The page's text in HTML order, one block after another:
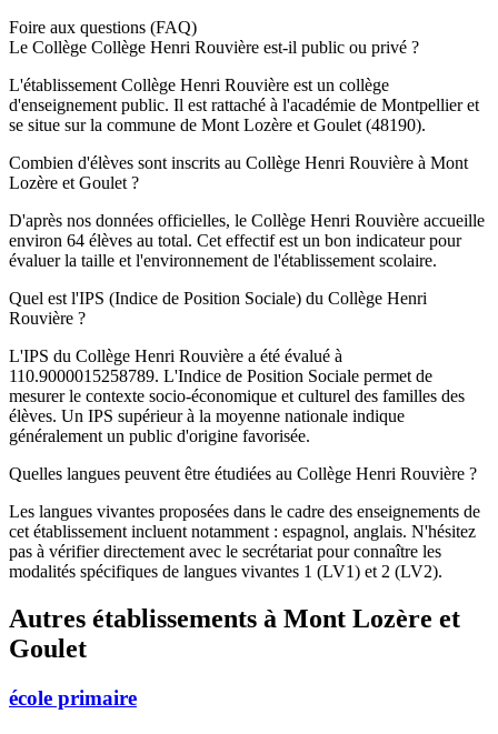
Foire aux questions (FAQ)
Le Collège Collège Henri Rouvière est-il public ou privé ?
L'établissement Collège Henri Rouvière est un collège
d'enseignement public. Il est rattaché à l'académie de Montpellier et
se situe sur la commune de Mont Lozère et Goulet (48190).
Combien d'élèves sont inscrits au Collège Henri Rouvière à Mont
Lozère et Goulet ?
D'après nos données officielles, le Collège Henri Rouvière accueille
environ 64 élèves au total. Cet effectif est un bon indicateur pour
évaluer la taille et l'environnement de l'établissement scolaire.
Quel est l'IPS (Indice de Position Sociale) du Collège Henri
Rouvière ?
L'IPS du Collège Henri Rouvière a été évalué à
110.9000015258789. L'Indice de Position Sociale permet de
mesurer le contexte socio-économique et culturel des familles des
élèves. Un IPS supérieur à la moyenne nationale indique
généralement un public d'origine favorisée.
Quelles langues peuvent être étudiées au Collège Henri Rouvière ?
Les langues vivantes proposées dans le cadre des enseignements de
cet établissement incluent notamment : espagnol, anglais. N'hésitez
pas à vérifier directement avec le secrétariat pour connaître les
modalités spécifiques de langues vivantes 1 (LV1) et 2 (LV2).
Autres établissements à Mont Lozère et
Goulet
école primaire